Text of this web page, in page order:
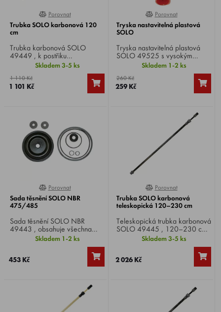
100%
Porovnat
Trubka SOLO karbonová 120
cm
Trubka karbonová SOLO
49449 , k postřiku
stromů, 120 cm z ultralehkého
uhlíkového vlákna pro práci
bez únavy, celková hmotnost
pouze 60 gramů.
Skladem 3-5 ks
1 110 Kč
1 101 Kč
0%
Porovnat
Tryska nastavitelná plastová
SOLO
Tryska nastavitelná plastová
SOLO 49525 s vysokým
paprskem, plastová,
nastavitelná od jemného
rozprášení po daleký
paprskový střik.
Skladem 1-2 ks
260 Kč
259 Kč
100%
Porovnat
Sada těsnění SOLO NBR
475/485
Sada těsnění SOLO NBR
49443 , obsahuje všechna
těsnění pro SOLO
473D/475/485.
Skladem 1-2 ks
453 Kč
0%
Porovnat
Trubka SOLO karbonová
teleskopická 120–230 cm
Teleskopická trubka karbonová
SOLO 49445 , 120–230 cm,
z ultralehkého uhlíkového
vlákna pro práci bez únavy ve
pouze 120 gramů.
Skladem 3-5 ks
2 026 Kč